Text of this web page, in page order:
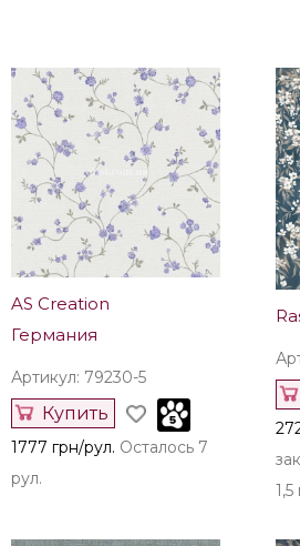
AS Creation
Германия
Артикул: 79230-5
Купить
1777 грн/рул. Осталось 7
рул.
1,5